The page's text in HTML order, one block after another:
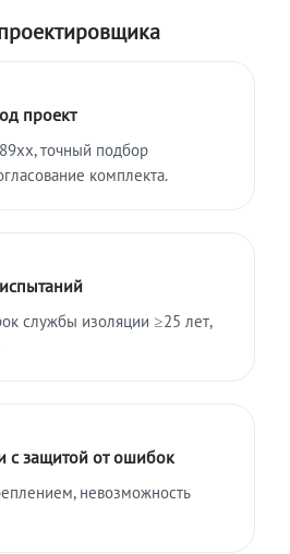
проект
точный подбор
комплекта.
службы изоляции ≥25 лет,
с защитой от ошибок
невозможность